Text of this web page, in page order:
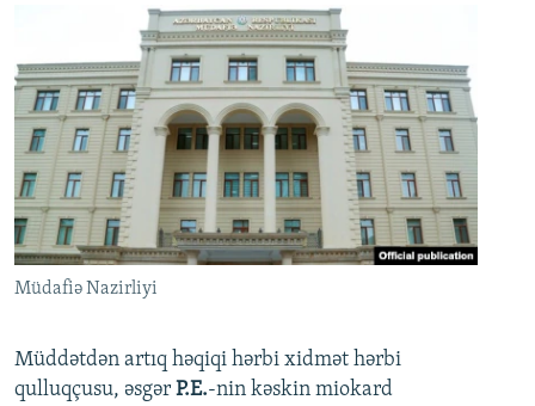
Müdafiə Nazirliyi
Müddətdən artıq həqiqi hərbi xidmət hərbi
qulluqçusu, əsgər P.E.-nin kəskin miokard